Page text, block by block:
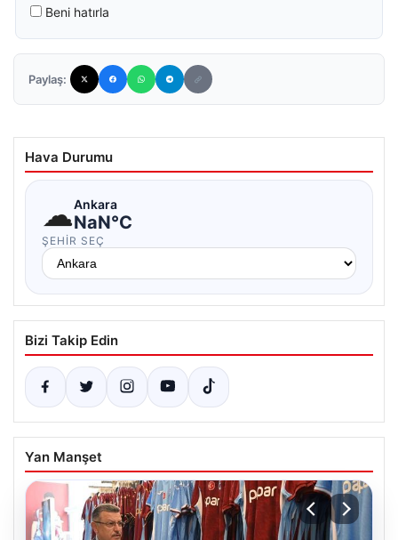
Beni hatırla
Paylaş:
Hava Durumu
☁Ankara
NaN°C
ŞEHIR SEÇ
Bizi Takip Edin
Yan Manşet